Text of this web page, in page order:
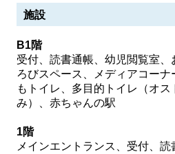
施設
B1階
受付、読書通帳、幼児閲覧室、
ろびスペース、メディアコー
もトイレ、多目的トイレ（オ
み）、赤ちゃんの駅
1階
メインエントランス、受付、